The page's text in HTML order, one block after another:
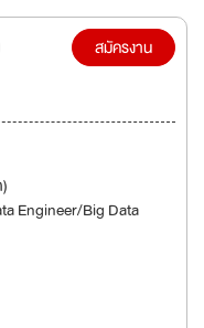
สมัครงาน
Engineer/Big Data